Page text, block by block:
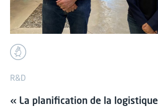
R&D
« La planification de la logistique